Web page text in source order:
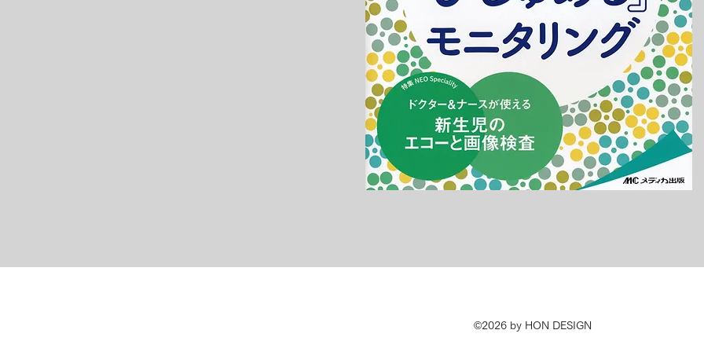
©2026 by HON DESIGN